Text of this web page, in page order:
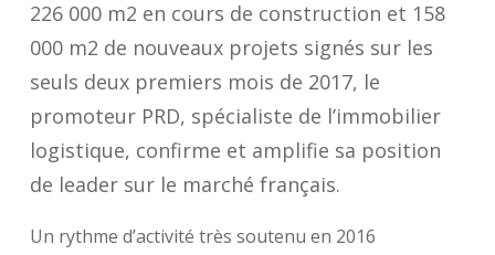
226 000 m2 en cours de construction et 158
000 m2 de nouveaux projets signés sur les
seuls deux premiers mois de 2017, le
promoteur PRD, spécialiste de l’immobilier
logistique, confirme et amplifie sa position
de leader sur le marché français.
Un rythme d’activité très soutenu en 2016